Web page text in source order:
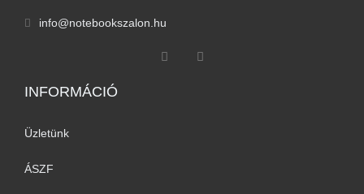
info@notebookszalon.hu
INFORMÁCIÓ​
Üzletünk
ÁSZF